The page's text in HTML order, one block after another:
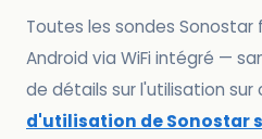
Toutes les sondes
Android via WiFi intégré —
de détails sur l'utilisation
d'utilisation de Sonostar